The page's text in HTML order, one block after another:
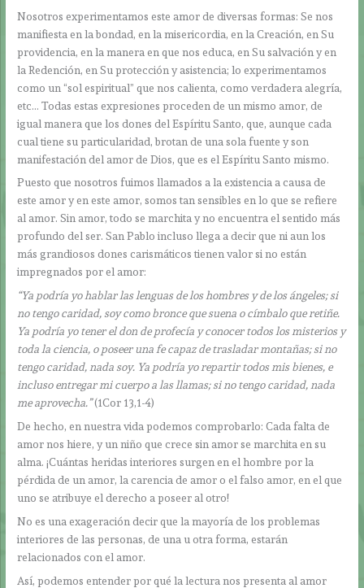
Nosotros experimentamos este amor de diversas formas: Se nos
manifiesta en la bondad, en la misericordia, en la Creación, en Su
providencia, en la manera en que nos educa, en Su salvación y en
la Redención, en Su protección y asistencia; lo experimentamos
como un “sol espiritual” que nos calienta, como verdadera alegría,
etc… Todas estas expresiones proceden de un mismo amor, de
igual manera que los dones del Espíritu Santo, que, aunque cada
cual tiene su particularidad, brotan de una sola fuente y son
manifestación del amor de Dios, que es el Espíritu Santo mismo.
Puesto que nosotros fuimos llamados a la existencia a causa de
este amor y en este amor, somos tan sensibles en lo que se refiere
al amor. Sin amor, todo se marchita y no encuentra el sentido más
profundo del ser. San Pablo incluso llega a decir que ni aun los
más grandiosos dones carismáticos tienen valor si no están
impregnados por el amor:
“Ya podría yo hablar las lenguas de los hombres y de los ángeles; si
no tengo caridad, soy como bronce que suena o címbalo que retiñe.
Ya podría yo tener el don de profecía y conocer todos los misterios y
toda la ciencia, o poseer una fe capaz de trasladar montañas; si no
tengo caridad, nada soy. Ya podría yo repartir todos mis bienes, e
incluso entregar mi cuerpo a las llamas; si no tengo caridad, nada
me aprovecha.”(1Cor 13,1-4)
De hecho, en nuestra vida podemos comprobarlo: Cada falta de
amor nos hiere, y un niño que crece sin amor se marchita en su
alma. ¡Cuántas heridas interiores surgen en el hombre por la
pérdida de un amor, la carencia de amor o el falso amor, en el que
uno se atribuye el derecho a poseer al otro!
No es una exageración decir que la mayoría de los problemas
interiores de las personas, de una u otra forma, estarán
relacionados con el amor.
Así, podemos entender por qué la lectura nos presenta al amor